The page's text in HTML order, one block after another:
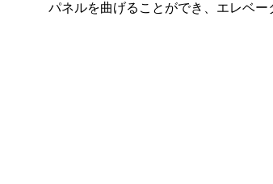
パネルを曲げることができ、エレベー